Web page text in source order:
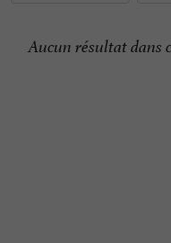
Aucun résultat dans